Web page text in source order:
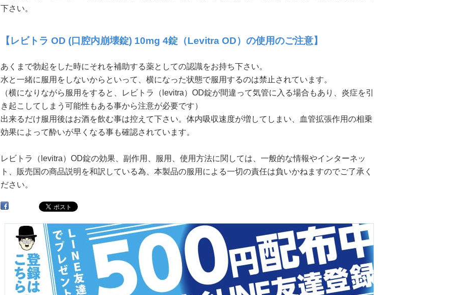
下さい。
【レビトラ OD (口腔内崩壊錠) 10mg 4錠（Levitra OD）の使用のご注意】
あくまで勃起をした時にそれを補助する薬としての認識をお持ち下さい。
水と一緒に服用をしないからといって、横になった状態で服用するのは禁止されています。
（横になりながら服用をすると、レビトラ（levitra）OD錠が間違って気管に入る場合もあり、炎症を引
き起こしてしまう可能性もある事から注意が必要です）
出来るだけ服用後はお酒を飲む事は控えて下さい。体内吸収速度が増してしまい、血管拡張作用の相乗
効果によって酔いが早くなる事も確認されています。
レビトラ（levitra）OD錠の効果、副作用、服用、使用方法に関しては、一般的な情報やインターネッ
ト、販売国の商品説明を和訳している為、本製品の服用による一切の責任は負いかねますのでご了承く
ださい。